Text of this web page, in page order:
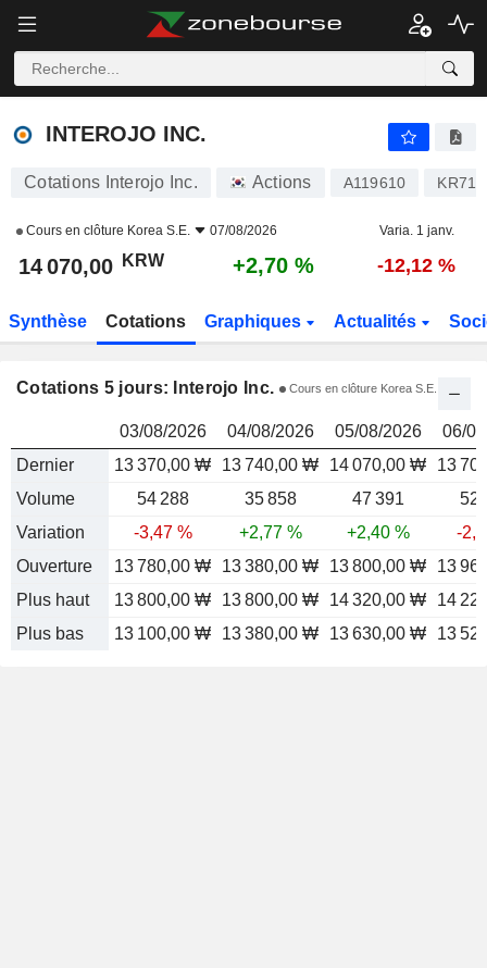
INTEROJO INC. 14 070,00
INTEROJO INC.
Cotations Interojo Inc. Actions A119610
Cours en clôture Korea S.E. 07/08/2026 Varia. 1 janv.
14 070,00 KRW +2,70 % -12,12 %
Synthèse Cotations Graphiques Actualités
Cotations 5 jours: Interojo Inc. Cours en clôture Korea S.E.
03/08/2026 04/08/2026 05/08/2026
06/
Dernier
13 370,00 ₩ 13 740,00 ₩ 14 070,00 ₩
13
Volume
54 288 35 858 47 391
52
Variation
-3,47 % +2,77 % +2,40 %
-
Ouverture
13 780,00 ₩ 13 380,00 ₩ 13 800,00 ₩
13
Plus haut
13 800,00 ₩ 13 800,00 ₩ 14 320,00 ₩
14
Plus bas
13 100,00 ₩ 13 380,00 ₩ 13 630,00 ₩ 13